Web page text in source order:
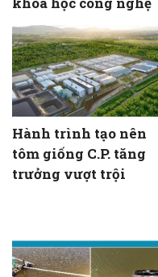
Hành trình tạo nên
tôm giống C.P. tăng
trưởng vượt trội